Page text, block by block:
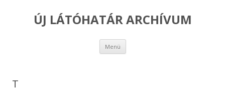
ÚJ LÁTÓHATÁR ARCHÍVUM
Menü Kilépés
tartalomba
T